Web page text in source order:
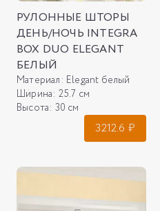
РУЛОННЫЕ ШТОРЫ
ДЕНЬ/НОЧЬ INTEGRA
BOX DUO ELEGANT
БЕЛЫЙ
Материал: Elegant белый
Ширина: 25.7 см
Высота: 30 см
3212.6 ₽